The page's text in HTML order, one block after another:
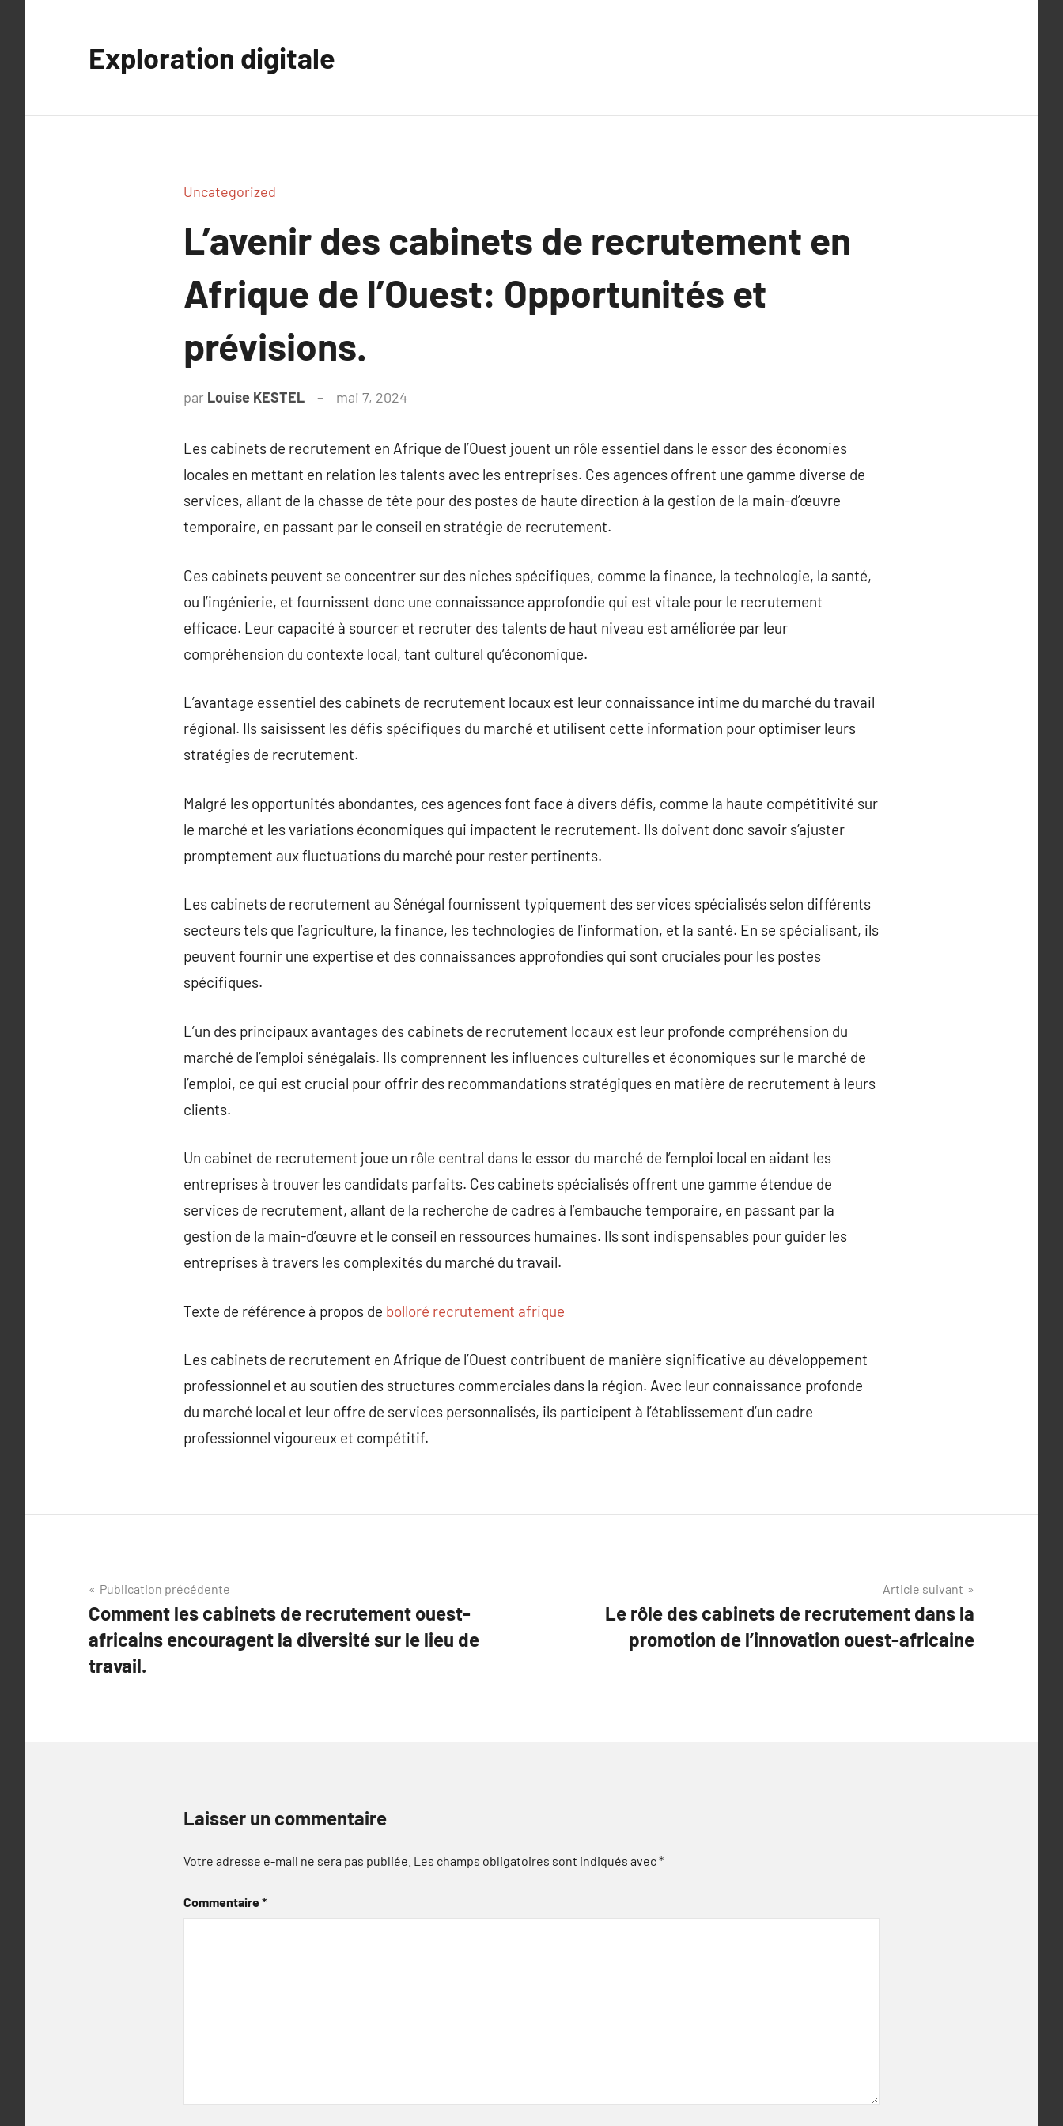
Exploration digitale
Uncategorized
L’avenir des cabinets de recrutement en
Afrique de l’Ouest: Opportunités et
prévisions.
par Louise KESTEL mai 7, 2024
Les cabinets de recrutement en Afrique de l’Ouest jouent un rôle essentiel dans le essor des économies
locales en mettant en relation les talents avec les entreprises. Ces agences offrent une gamme diverse de
services, allant de la chasse de tête pour des postes de haute direction à la gestion de la main-d’œuvre
temporaire, en passant par le conseil en stratégie de recrutement.
Ces cabinets peuvent se concentrer sur des niches spécifiques, comme la finance, la technologie, la santé,
ou l’ingénierie, et fournissent donc une connaissance approfondie qui est vitale pour le recrutement
efficace. Leur capacité à sourcer et recruter des talents de haut niveau est améliorée par leur
compréhension du contexte local, tant culturel qu’économique.
L’avantage essentiel des cabinets de recrutement locaux est leur connaissance intime du marché du travail
régional. Ils saisissent les défis spécifiques du marché et utilisent cette information pour optimiser leurs
stratégies de recrutement.
Malgré les opportunités abondantes, ces agences font face à divers défis, comme la haute compétitivité sur
le marché et les variations économiques qui impactent le recrutement. Ils doivent donc savoir s’ajuster
promptement aux fluctuations du marché pour rester pertinents.
Les cabinets de recrutement au Sénégal fournissent typiquement des services spécialisés selon différents
secteurs tels que l’agriculture, la finance, les technologies de l’information, et la santé. En se spécialisant, ils
peuvent fournir une expertise et des connaissances approfondies qui sont cruciales pour les postes
spécifiques.
L’un des principaux avantages des cabinets de recrutement locaux est leur profonde compréhension du
marché de l’emploi sénégalais. Ils comprennent les influences culturelles et économiques sur le marché de
l’emploi, ce qui est crucial pour offrir des recommandations stratégiques en matière de recrutement à leurs
clients.
Un cabinet de recrutement joue un rôle central dans le essor du marché de l’emploi local en aidant les
entreprises à trouver les candidats parfaits. Ces cabinets spécialisés offrent une gamme étendue de
services de recrutement, allant de la recherche de cadres à l’embauche temporaire, en passant par la
gestion de la main-d’œuvre et le conseil en ressources humaines. Ils sont indispensables pour guider les
entreprises à travers les complexités du marché du travail.
Texte de référence à propos de bolloré recrutement afrique
Les cabinets de recrutement en Afrique de l’Ouest contribuent de manière significative au développement
professionnel et au soutien des structures commerciales dans la région. Avec leur connaissance profonde
du marché local et leur offre de services personnalisés, ils participent à l’établissement d’un cadre
professionnel vigoureux et compétitif.
Navigation
de
l’article
Publication précédente
Comment les cabinets de recrutement ouest-
africains encouragent la diversité sur le lieu de
travail.
Article suivant
Le rôle des cabinets de recrutement dans la
promotion de l’innovation ouest-africaine
Laisser un commentaire
Votre adresse e-mail ne sera pas publiée. Les champs obligatoires sont indiqués avec*
Commentaire*